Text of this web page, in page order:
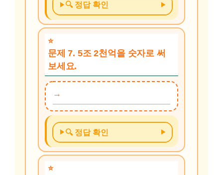
🔍 정답 확인
문제 7. 5조 2천억을 숫자로 써
보세요.
🔍 정답 확인